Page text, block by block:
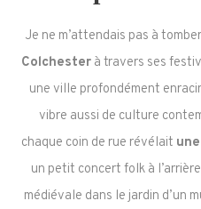
Je ne m’attendais pas à
Colchester à travers ses
une ville profondément
vibre aussi de culture
chaque coin de rue révélait
un petit concert folk à
médiévale dans le jardin d’un